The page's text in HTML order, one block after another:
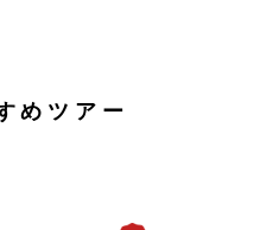
めツアー